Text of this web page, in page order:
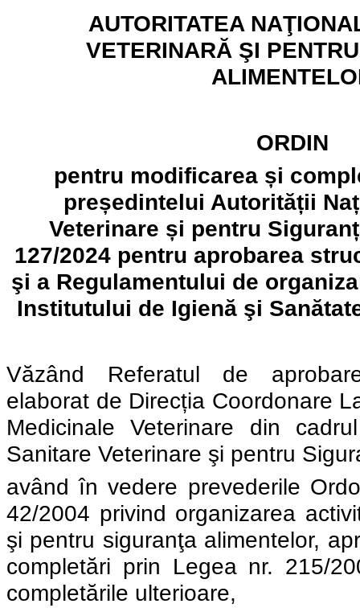
AUTORITATEA
VETERINARĂ ŞI
ORDIN
pentru modificarea și
președintelui Autorității
Veterinare și pentru
127/2024 pentru aprobarea
şi a Regulamentului de
Institutului de Igienă şi
Văzând Referatul de
elaborat de Direcția Coordonare
Medicinale Veterinare din
Sanitare Veterinare şi pentru
având în vedere prevederile
42/2004 privind organizarea
şi pentru siguranţa alimentelor,
completări prin Legea nr. 215/
completările ulterioare,